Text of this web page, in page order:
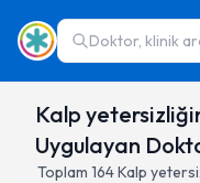
Doktor, klinik
Kalp
Uygulayan
Toplam 164Kalp